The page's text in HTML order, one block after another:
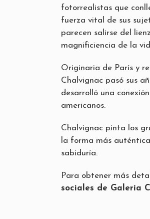
fotorrealistas que
fuerza vital de sus
parecen salirse del
magnificiencia de la
Originaria de París y
Chalvignac pasó sus
desarrolló una
americanos.
Chalvignac pinta los
la forma más
sabiduría.
Para obtener más
sociales de Galería